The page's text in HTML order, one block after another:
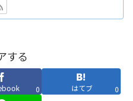
する
0 はてブ 0